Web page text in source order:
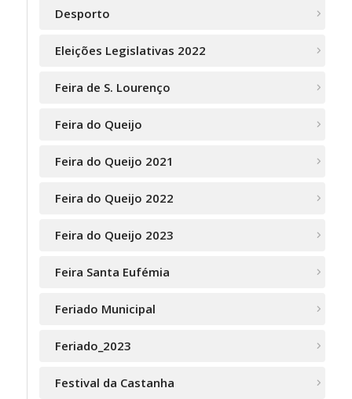
Desporto
Eleições Legislativas 2022
Feira de S. Lourenço
Feira do Queijo
Feira do Queijo 2021
Feira do Queijo 2022
Feira do Queijo 2023
Feira Santa Eufémia
Feriado Municipal
Feriado_2023
Festival da Castanha